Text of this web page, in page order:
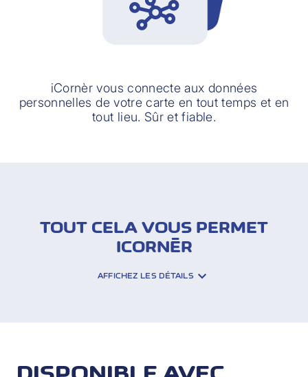
iCornèr vous connecte aux données
personnelles de votre carte en tout temps et en
tout lieu. Sûr et fiable.
TOUT CELA VOUS PERMET
ICORNÈR
adapter et restaurer en ligne votre nom
AFFICHEZ LES DÉTAILS